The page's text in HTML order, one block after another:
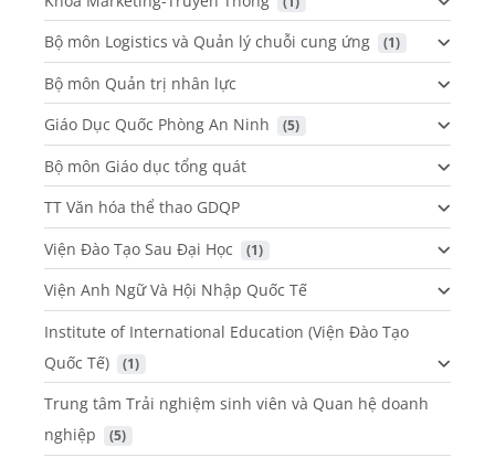
Bộ môn Logistics và Quản lý chuỗi cung ứng (1)
Bộ môn Quản trị nhân lực
Giáo Dục Quốc Phòng An Ninh
(5)
Bộ môn Giáo dục tổng quát
TT Văn hóa thể thao GDQP
Viện Đào Tạo Sau Đại Học
(1)
Viện Anh Ngữ Và Hội Nhập Quốc Tế
Institute of International Education (Viện Đào Tạo
Quốc Tế)
(1)
Trung tâm Trải nghiệm sinh viên và Quan hệ doanh
nghiệp
(5)